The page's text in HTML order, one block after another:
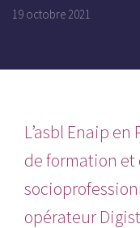
19 octobre 2021
L’asbl Enaip
de formation et
opérateur